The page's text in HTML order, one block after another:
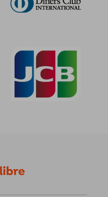
dcto.